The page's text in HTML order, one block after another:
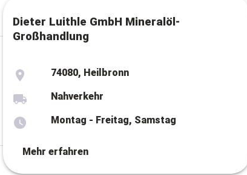
Dieter Luithle GmbH Mineralöl-
Großhandlung
74080, Heilbronn
Nahverkehr
Montag - Freitag, Samstag
Mehr erfahren